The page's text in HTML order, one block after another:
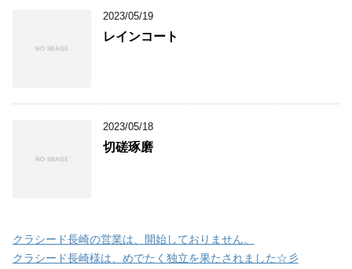
2023/05/19
レインコート
2023/05/18
切磋琢磨
クラシード長崎の営業は、開始しておりません。
クラシード長崎様は、めでたく独立を果たされました☆彡